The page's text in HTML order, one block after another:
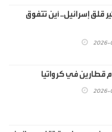
إسرائيل.. أين تتفوق
2026-
2026-